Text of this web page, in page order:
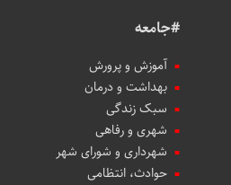
#جامعه
آموزش و پرورش
بهداشت و درمان
سبک زندگی
شهری و رفاهی
شهرداری و شورای شهر
حوادث، انتظامی